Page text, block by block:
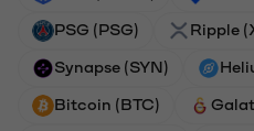
PSG (PSG) Ripple
Synapse (SYN)
Bitcoin (BTC)